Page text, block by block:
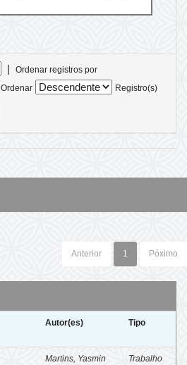
|
Ordenar registros por
Ordenar
Registro(s)
Anterior 1 Póximo
Autor(es) Tipo
Martins, Yasmin
Trabalho